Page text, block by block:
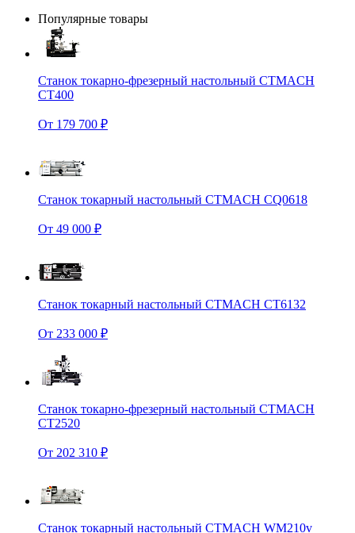
Популярные товары
Станок токарно-фрезерный настольный CTMACH
CT400
От 179 700 ₽
Станок токарный настольный CTMACH CQ0618
От 49 000 ₽
Станок токарный настольный CTMACH CT6132
От 233 000 ₽
Станок токарно-фрезерный настольный CTMACH
CT2520
От 202 310 ₽
Станок токарный настольный CTMACH WM210v